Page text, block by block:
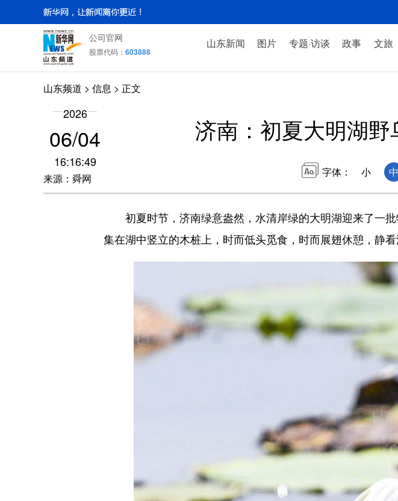
公司官网
股票代码： 603888
山东新闻 图片 专题·访谈 政事 文旅
山东频道 > 信息 > 正文
2026
06/04
16:16:49
来源：舜网
济南：初夏大明湖
字体： 小 中
初夏时节，济南绿意盎然，水清岸绿的大明湖迎来了一批
集在湖中竖立的木桩上，时而低头觅食，时而展翅休憩，静